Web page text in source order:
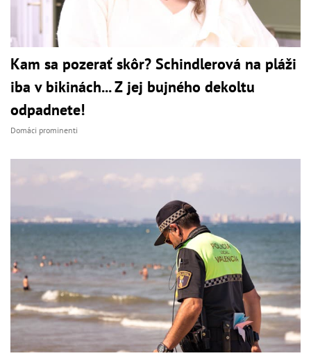
Kam sa pozerať skôr? Schindlerová na pláži
iba v bikinách... Z jej bujného dekoltu
odpadnete!
Domáci prominenti